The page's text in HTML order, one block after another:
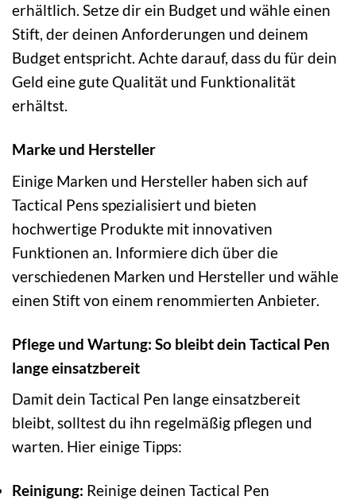
erhältlich. Setze dir ein Budget und wähle einen
Stift, der deinen Anforderungen und deinem
Budget entspricht. Achte darauf, dass du für dein
Geld eine gute Qualität und Funktionalität
erhältst.
Marke und Hersteller
Einige Marken und Hersteller haben sich auf
Tactical Pens spezialisiert und bieten
hochwertige Produkte mit innovativen
Funktionen an. Informiere dich über die
verschiedenen Marken und Hersteller und wähle
einen Stift von einem renommierten Anbieter.
Pflege und Wartung: So bleibt dein Tactical Pen
lange einsatzbereit
Damit dein Tactical Pen lange einsatzbereit
bleibt, solltest du ihn regelmäßig pflegen und
warten. Hier einige Tipps:
Reinigung: Reinige deinen Tactical Pen